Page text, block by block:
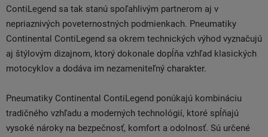
ContiLegend sa tak stanú spoľahlivým partnerom aj v
nepriaznivých poveternostných podmienkach. Pneumatiky
Continental ContiLegend sa okrem technických výhod vyznačujú
aj štýlovým dizajnom, ktorý dokonale dopĺňa vzhľad klasických
motocyklov a dodáva im nezameniteľný charakter.
Pneumatiky Continental ContiLegend ponúkajú kombináciu
tradičného vzhľadu a moderných technológií, ktoré spĺňajú
vysoké nároky na bezpečnosť, komfort a odolnosť. Sú určené